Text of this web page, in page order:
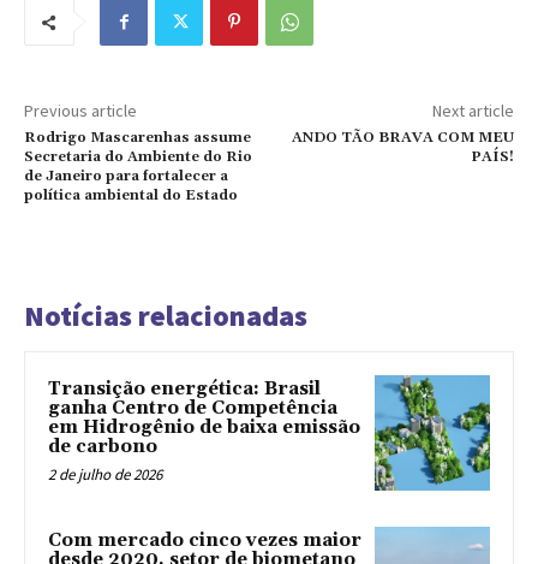
Previous article
Rodrigo Mascarenhas assume
Secretaria do Ambiente do Rio
de Janeiro para fortalecer a
política ambiental do Estado
Next article
ANDO TÃO BRAVA COM MEU
PAÍS!
Notícias relacionadas
Transição energética: Brasil
ganha Centro de Competência
em Hidrogênio de baixa emissão
de carbono
2 de julho de 2026
Com mercado cinco vezes maior